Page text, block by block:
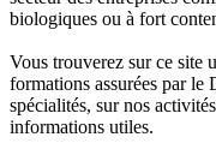
biologiques ou à fort
Vous trouverez sur ce site
formations assurées par le
spécialités, sur nos
informations utiles.